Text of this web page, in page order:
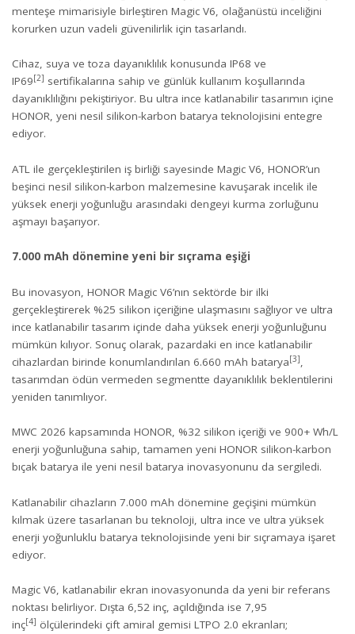
menteşe mimarisiyle birleştiren Magic V6, olağanüstü inceliğini
korurken uzun vadeli güvenilirlik için tasarlandı.
Cihaz, suya ve toza dayanıklılık konusunda IP68 ve
IP69[2] sertifikalarına sahip ve günlük kullanım koşullarında
dayanıklılığını pekiştiriyor. Bu ultra ince katlanabilir tasarımın içine
HONOR, yeni nesil silikon-karbon batarya teknolojisini entegre
ediyor.
ATL ile gerçekleştirilen iş birliği sayesinde Magic V6, HONOR’un
beşinci nesil silikon-karbon malzemesine kavuşarak incelik ile
yüksek enerji yoğunluğu arasındaki dengeyi kurma zorluğunu
aşmayı başarıyor.
7.000 mAh dönemine yeni bir sıçrama eşiği
Bu inovasyon, HONOR Magic V6’nın sektörde bir ilki
gerçekleştirerek %25 silikon içeriğine ulaşmasını sağlıyor ve ultra
ince katlanabilir tasarım içinde daha yüksek enerji yoğunluğunu
mümkün kılıyor. Sonuç olarak, pazardaki en ince katlanabilir
cihazlardan birinde konumlandırılan 6.660 mAh batarya[3],
tasarımdan ödün vermeden segmentte dayanıklılık beklentilerini
yeniden tanımlıyor.
MWC 2026 kapsamında HONOR, %32 silikon içeriği ve 900+ Wh/L
enerji yoğunluğuna sahip, tamamen yeni HONOR silikon-karbon
bıçak batarya ile yeni nesil batarya inovasyonunu da sergiledi.
Katlanabilir cihazların 7.000 mAh dönemine geçişini mümkün
kılmak üzere tasarlanan bu teknoloji, ultra ince ve ultra yüksek
enerji yoğunluklu batarya teknolojisinde yeni bir sıçramaya işaret
ediyor.
Magic V6, katlanabilir ekran inovasyonunda da yeni bir referans
noktası belirliyor. Dışta 6,52 inç, açıldığında ise 7,95
inç[4] ölçülerindeki çift amiral gemisi LTPO 2.0 ekranları;